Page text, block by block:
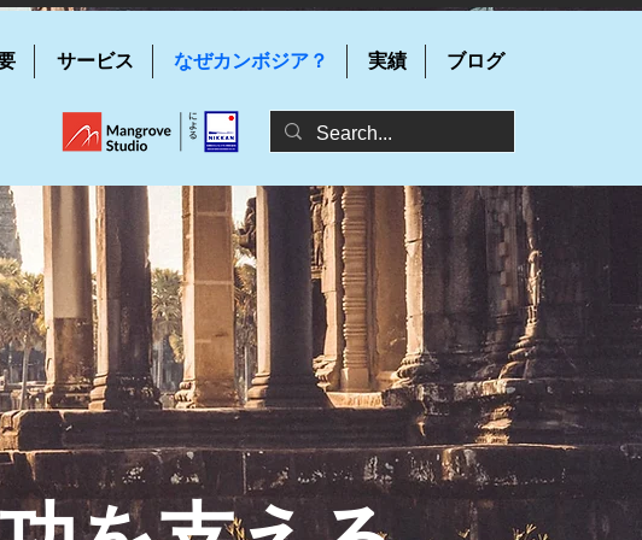
サービス なぜカンボジア？ 実績 ブログ